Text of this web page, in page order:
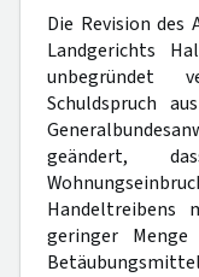
Die Revision des
Landgerichts
unbegründet
Schuldspruch
geändert,
geringer